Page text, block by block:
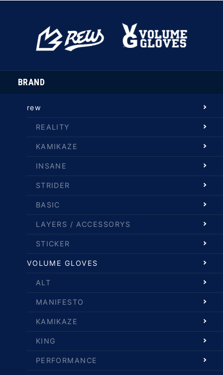
BRAND
rew
REALITY
KAMIKAZE
INSANE
STRIDER
BASIC
LAYERS / ACCESSORYS
STICKER
VOLUME GLOVES
ALT
MANIFESTO
KAMIKAZE
KING
PERFORMANCE